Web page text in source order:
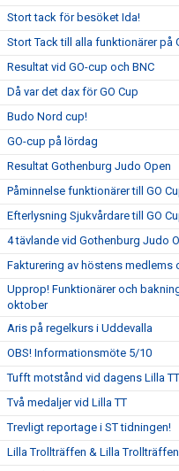
Stort tack för besöket Ida!
Stort Tack till alla funktionärer på
Resultat vid GO-cup och BNC
Då var det dax för GO Cup
Budo Nord cup!
GO-cup på lördag
Resultat Gothenburg Judo Open
Påminnelse funktionärer till GO
Efterlysning Sjukvårdare till GO
4 tävlande vid Gothenburg Judo
Fakturering av höstens medlems
Upprop! Funktionärer och
oktober
Aris på regelkurs i Uddevalla
OBS! Informationsmöte 5/10
Tufft motstånd vid dagens Lilla
Två medaljer vid Lilla TT
Trevligt reportage i ST tidningen!
Lilla Trollträffen & Lilla